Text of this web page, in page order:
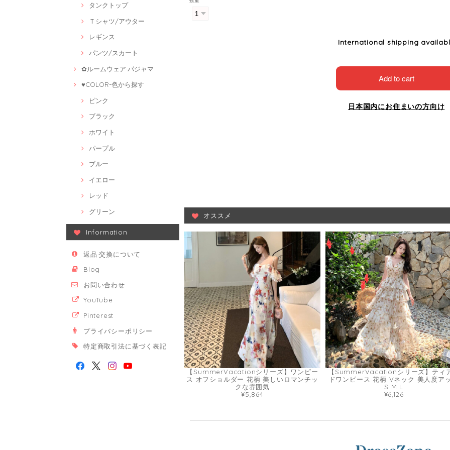
タンクトップ
Ｔシャツ/アウター
レギンス
パンツ/スカート
✿ルームウェア·パジャマ
♥COLOR-色から探す
ピンク
ブラック
ホワイト
パープル
ブルー
イエロー
レッド
グリーン
Information
返品·交換について
Blog
お問い合わせ
YouTube
Pinterest
プライバシーポリシー
特定商取引法に基づく表記
International shipping
Add to cart
日本国内にお住まいの方向け
オススメ
【SummerVacationシリーズ】ワンピー
ス オフショルダー 花柄 美しいロマンチッ
クな雰囲気
¥5,864
【SummerVacationシリーズ】ティ
ドワンピース 花柄 Vネック 美人度ア
S M L
¥6,126